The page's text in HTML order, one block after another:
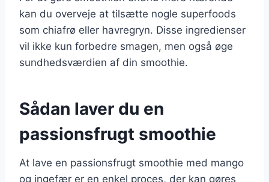
kan du overveje at tilsætte nogle superfoods
som chiafrø eller havregryn. Disse ingredienser
vil ikke kun forbedre smagen, men også øge
sundhedsværdien af din smoothie.
Sådan laver du en
passionsfrugt smoothie
At lave en passionsfrugt smoothie med mango
og ingefær er en enkel proces, der kan gøres